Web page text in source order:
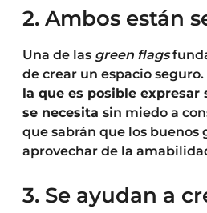
2. Ambos están
Una de las green flags
de crear un espacio seguro.
la que es posible
se necesitasin miedo a
que sabrán que los buenos
aprovechar de la
3. Se ayudan a